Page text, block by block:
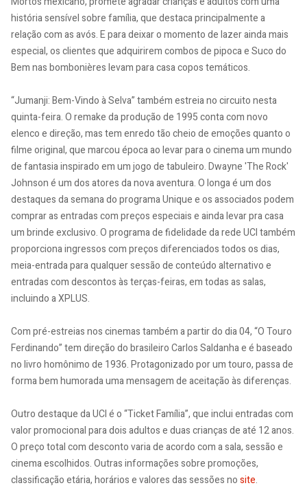
história sensível sobre família, que destaca principalmente a
relação com as avós. E para deixar o momento de lazer ainda mais
especial, os clientes que adquirirem combos de pipoca e Suco do
Bem nas bombonières levam para casa copos temáticos.
“Jumanji: Bem-Vindo à Selva” também estreia no circuito nesta
quinta-feira. O remake da produção de 1995 conta com novo
elenco e direção, mas tem enredo tão cheio de emoções quanto o
filme original, que marcou época ao levar para o cinema um mundo
de fantasia inspirado em um jogo de tabuleiro. Dwayne 'The Rock'
Johnson é um dos atores da nova aventura. O longa é um dos
destaques da semana do programa Unique e os associados podem
comprar as entradas com preços especiais e ainda levar pra casa
um brinde exclusivo. O programa de fidelidade da rede UCI também
proporciona ingressos com preços diferenciados todos os dias,
meia-entrada para qualquer sessão de conteúdo alternativo e
entradas com descontos às terças-feiras, em todas as salas,
incluindo a XPLUS.
Com pré-estreias nos cinemas também a partir do dia 04, “O Touro
Ferdinando” tem direção do brasileiro Carlos Saldanha e é baseado
no livro homônimo de 1936. Protagonizado por um touro, passa de
forma bem humorada uma mensagem de aceitação às diferenças.
Outro destaque da UCI é o “Ticket Família”, que inclui entradas com
valor promocional para dois adultos e duas crianças de até 12 anos.
O preço total com desconto varia de acordo com a sala, sessão e
cinema escolhidos. Outras informações sobre promoções,
classificação etária, horários e valores das sessões nosite.